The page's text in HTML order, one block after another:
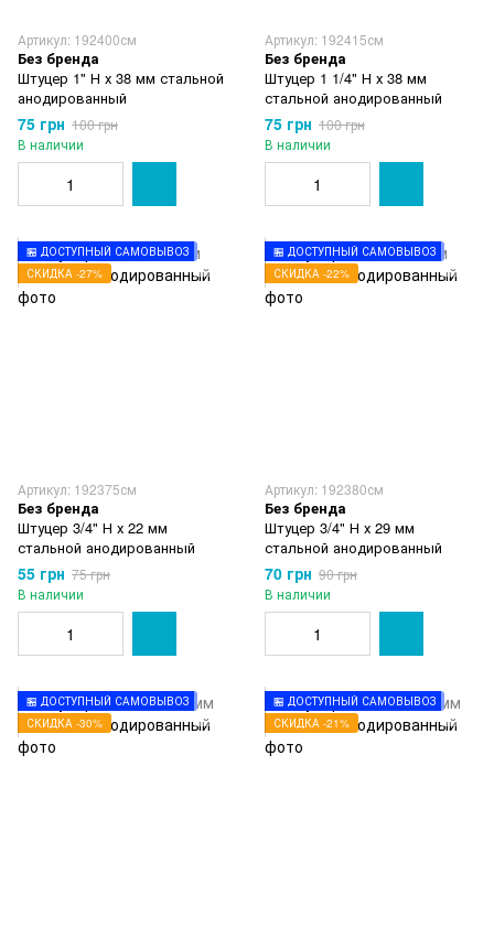
Артикул: 192400см
Без бренда
Штуцер 1" Н х 38 мм стальной
анодированный
75 грн 100 грн
В наличии
Артикул: 192415см
Без бренда
Штуцер 1 1/4" Н х 38 мм
стальной анодированный
75 грн 100 грн
В наличии
🏪 ДОСТУПНЫЙ САМОВЫВОЗ
СКИДКА -27%
Артикул: 192375см
Без бренда
Штуцер 3/4" Н х 22 мм
стальной анодированный
55 грн 75 грн
В наличии
🏪 ДОСТУПНЫЙ САМОВЫВОЗ
СКИДКА -22%
Артикул: 192380см
Без бренда
Штуцер 3/4" Н х 29 мм
стальной анодированный
70 грн 90 грн
В наличии
🏪 ДОСТУПНЫЙ САМОВЫВОЗ
СКИДКА -30%
🏪 ДОСТУПНЫЙ САМОВЫВОЗ
СКИДКА -21%